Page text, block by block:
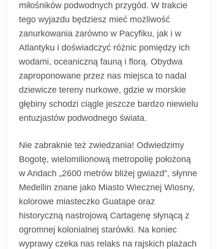
miłośników podwodnych przygód. W trakcie
tego wyjazdu będziesz mieć możliwość
zanurkowania zarówno w Pacyfiku, jak i w
Atlantyku i doświadczyć różnic pomiędzy ich
wodami, oceaniczną fauną i florą. Obydwa
zaproponowane przez nas miejsca to nadal
dziewicze tereny nurkowe, gdzie w morskie
głębiny schodzi ciągle jeszcze bardzo niewielu
entuzjastów podwodnego świata.
Nie zabraknie też zwiedzania! Odwiedzimy
Bogotę, wielomilionową metropolię położoną
w Andach „2600 metrów bliżej gwiazd”, słynne
Medellin znane jako Miasto Wiecznej Wiosny,
kolorowe miasteczko Guatape oraz
historyczną nastrojową Cartagenę słynącą z
ogromnej kolonialnej starówki. Na koniec
wyprawy czeka nas relaks na rajskich plażach